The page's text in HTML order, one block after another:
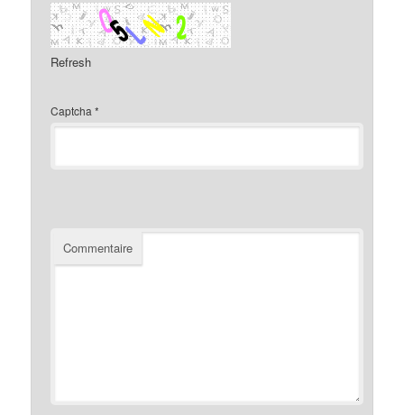
Refresh
Captcha *
Commentaire